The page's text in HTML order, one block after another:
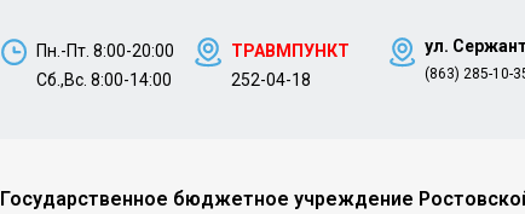
Пн.-Пт. 8:00-20:00
Сб.,Вс. 8:00-14:00
ТРАВМПУНКТ
252-04-18
ул.
(863) 285-10-
Государственное бюджетное учреждение